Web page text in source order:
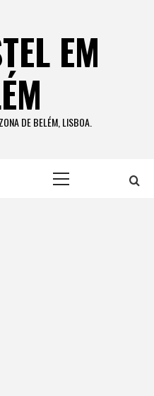
EM
DE BELÉM, LISBOA.